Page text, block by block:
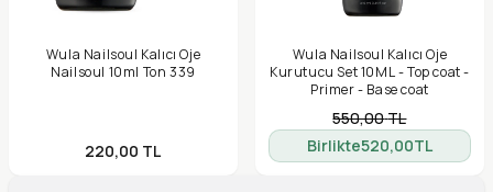
Wula Nailsoul Kalıcı Oje
Nailsoul 10ml Ton 339
220,00 TL
Wula Nailsoul Kalıcı Oje
Kurutucu Set 10ML - Top coat -
Primer - Base coat
550,00TL
Birlikte520,00TL